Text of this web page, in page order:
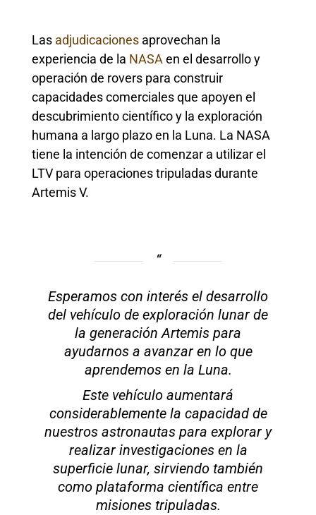
Las adjudicaciones aprovechan la
experiencia de la NASA en el desarrollo y
operación de rovers para construir
capacidades comerciales que apoyen el
descubrimiento científico y la exploración
humana a largo plazo en la Luna. La NASA
tiene la intención de comenzar a utilizar el
LTV para operaciones tripuladas durante
Artemis V.
Esperamos con interés el desarrollo
del vehículo de exploración lunar de
la generación Artemis para
ayudarnos a avanzar en lo que
aprendemos en la Luna.
Este vehículo aumentará
considerablemente la capacidad de
nuestros astronautas para explorar y
realizar investigaciones en la
superficie lunar, sirviendo también
como plataforma científica entre
misiones tripuladas.